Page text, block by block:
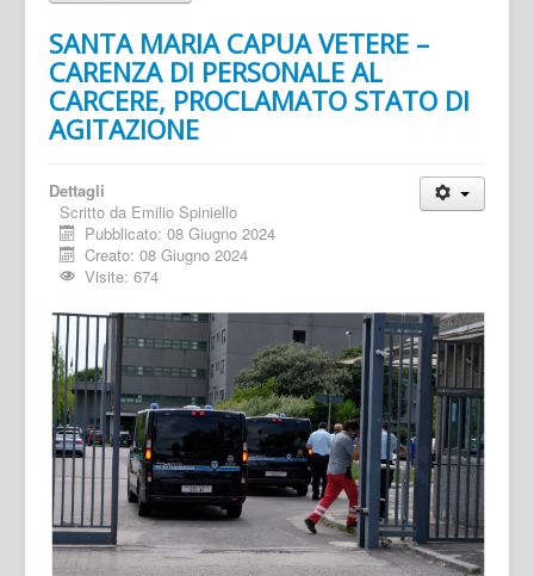
SANTA MARIA CAPUA VETERE –
CARENZA DI PERSONALE AL
CARCERE, PROCLAMATO STATO DI
AGITAZIONE
Dettagli
Scritto da Emilio Spiniello
Pubblicato: 08 Giugno 2024
Creato: 08 Giugno 2024
Visite: 674